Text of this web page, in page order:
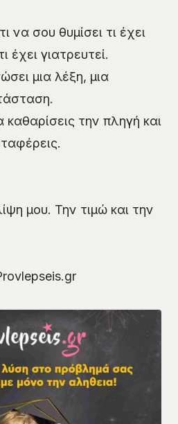
να σου θυμίσει τι έχει
έχει γιατρευτεί.
μια λέξη, μια
την πληγή και
μου. Την τιμώ και την